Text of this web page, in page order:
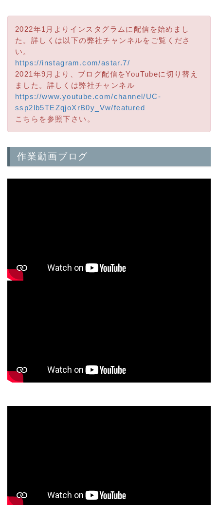
2022年1月よりインスタグラムに配信を始めまし
た。詳しくは以下の弊社チャンネルをご覧くださ
い。
https://instagram.com/astar.7/
2021年9月より、ブログ配信をYouTubeに切り替え
ました。詳しくは弊社チャンネル
https://www.youtube.com/channel/UC-
ssp2lb5TEZqjoXrB0y_Vw/featured
こちらを参照下さい。
作業動画ブログ